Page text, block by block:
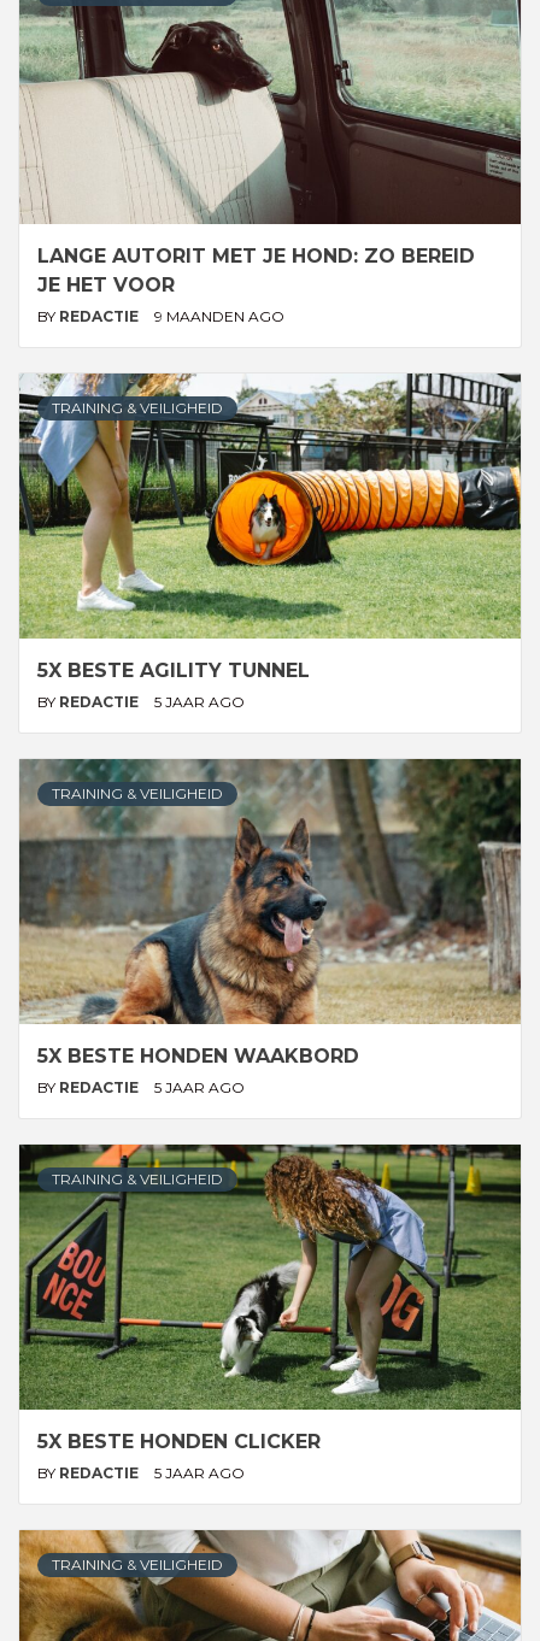
LANGE AUTORIT MET JE HOND: ZO BEREID
JE HET VOOR
BY REDACTIE 9 MAANDEN AGO
TRAINING & VEILIGHEID
5X BESTE AGILITY TUNNEL
BY REDACTIE 5 JAAR AGO
TRAINING & VEILIGHEID
5X BESTE HONDEN WAAKBORD
BY REDACTIE 5 JAAR AGO
TRAINING & VEILIGHEID
5X BESTE HONDEN CLICKER
BY REDACTIE 5 JAAR AGO
TRAINING & VEILIGHEID